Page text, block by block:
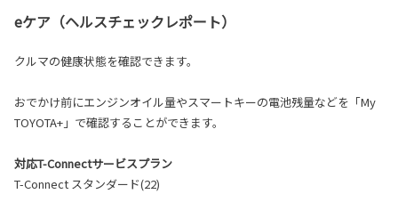
eケア（ヘルスチェックレポート）
クルマの健康状態を確認できます。
おでかけ前にエンジンオイル量やスマートキーの電池残量などを「My
TOYOTA+」で確認することができます。
対応T-Connectサービスプラン
T-Connect スタンダード(22)